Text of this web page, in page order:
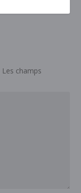
Les champs